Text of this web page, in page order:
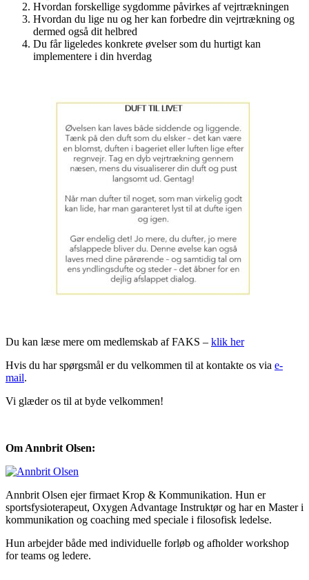
Hvordan forskellige sygdomme påvirkes af vejrtrækningen
Hvordan du lige nu og her kan forbedre din vejrtrækning og
dermed også dit helbred
Du får ligeledes konkrete øvelser som du hurtigt kan
implementere i din hverdag
Du kan læse mere om medlemskab af FAKS – klik her
Hvis du har spørgsmål er du velkommen til at kontakte os via e-
mail.
Vi glæder os til at byde velkommen!
Om Annbrit Olsen:
Annbrit Olsen ejer firmaet Krop & Kommunikation. Hun er
sportsfysioterapeut, Oxygen Advantage Instruktør og har en Master i
kommunikation og coaching med speciale i filosofisk ledelse.
Hun arbejder både med individuelle forløb og afholder workshop
for teams og ledere.